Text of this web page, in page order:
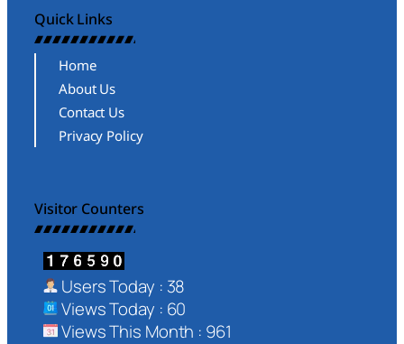
Quick Links
Home
About Us
Contact Us
Privacy Policy
Visitor Counters
Users Today : 38
Views Today : 60
Views This Month : 961